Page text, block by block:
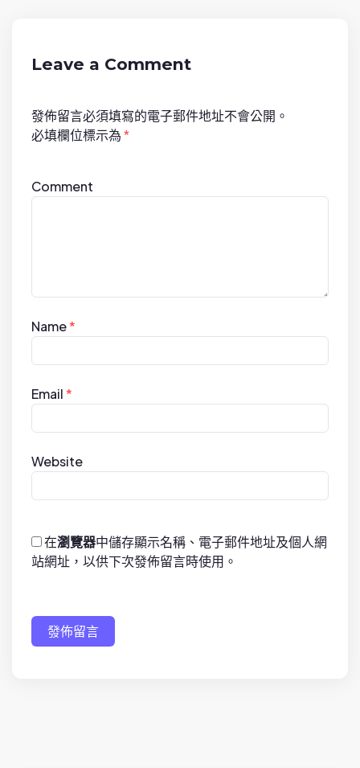
Leave a Comment
發佈留言必須填寫的電子郵件地址不會公開。
必填欄位標示為*
Comment
Name*
Email*
Website
在瀏覽器中儲存顯示名稱、電子郵件地址及個人網
站網址，以供下次發佈留言時使用。
發佈留言